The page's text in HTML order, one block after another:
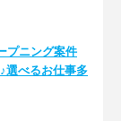
プニング案件
選べるお仕事多